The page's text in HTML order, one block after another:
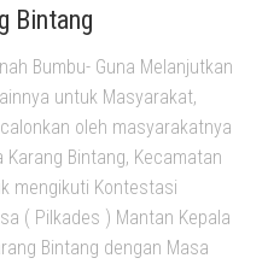
Bintang
Bumbu- Guna Melanjutkan
untuk Masyarakat,
oleh masyarakatnya
Bintang, Kecamatan
mengikuti Kontestasi
( Pilkades ) Mantan Kepala
Bintang dengan Masa